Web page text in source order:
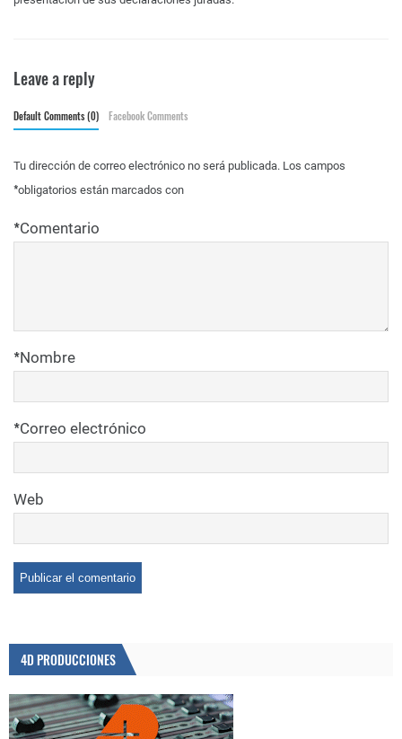
Leave a reply
Default Comments (0) Facebook Comments
Tu dirección de correo electrónico no será publicada. Los campos
obligatorios están marcados con
*
Comentario
*
Nombre
*
Correo electrónico
*
Web
4D PRODUCCIONES